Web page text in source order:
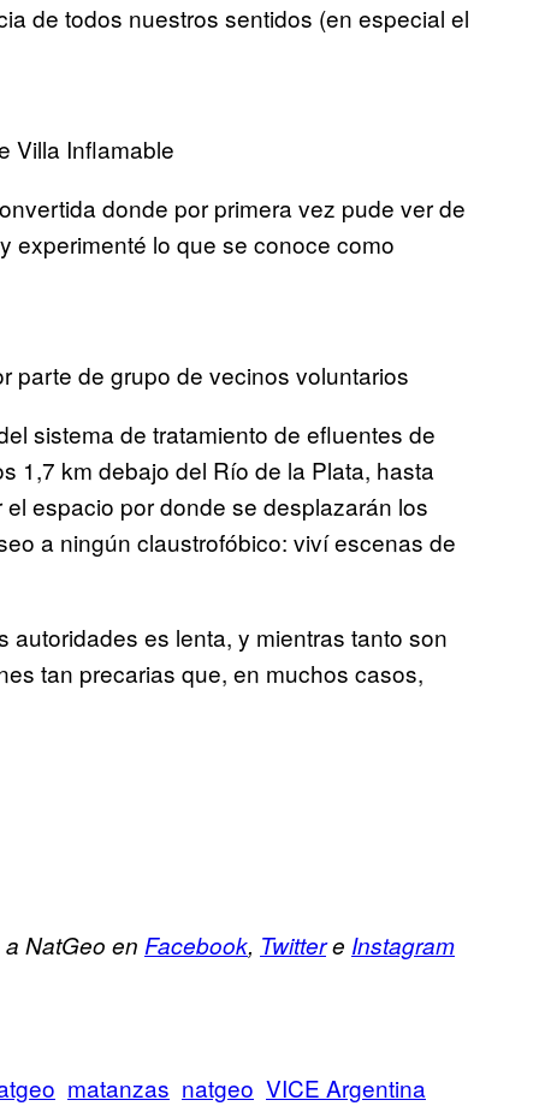
de todos nuestros sentidos (en especial el
Villa Inflamable
donde por primera vez pude ver de
experimenté lo que se conoce como
parte de grupo de vecinos voluntarios
sistema de tratamiento de efluentes de
1,7 km debajo del Río de la Plata, hasta
espacio por donde se desplazarán los
a ningún claustrofóbico: viví escenas de
es lenta, y mientras tanto son
tan precarias que, en muchos casos,
NatGeo en Facebook, Twittere Instagram
matanzas natgeo VICE Argentina